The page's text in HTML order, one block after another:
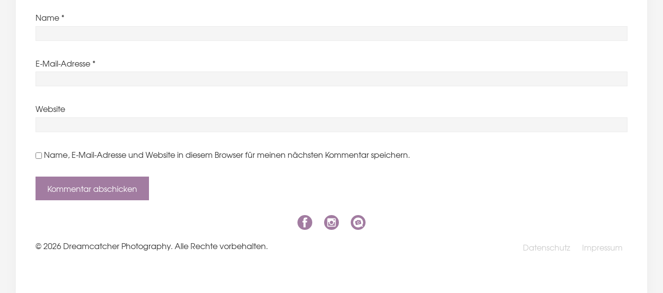
Name *
E-Mail-Adresse *
Website
Name, E-Mail-Adresse und Website in diesem Browser für meinen nächsten Kommentar speichern.
© 2026 Dreamcatcher Photography. Alle Rechte vorbehalten. Datenschutz Impressum